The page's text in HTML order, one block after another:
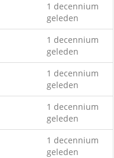
1 decennium
geleden
1 decennium
geleden
1 decennium
geleden
1 decennium
geleden
1 decennium
geleden